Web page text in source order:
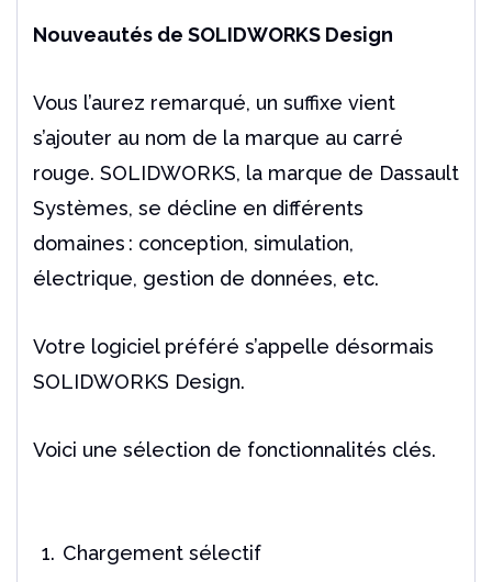
Nouveautés de SOLIDWORKS Design
Vous l’aurez remarqué, un suffixe vient
s’ajouter au nom de la marque au carré
rouge. SOLIDWORKS, la marque de Dassault
Systèmes, se décline en différents
domaines : conception, simulation,
électrique, gestion de données, etc.
Votre logiciel préféré s’appelle désormais
SOLIDWORKS Design.
Voici une sélection de fonctionnalités clés.
Chargement sélectif